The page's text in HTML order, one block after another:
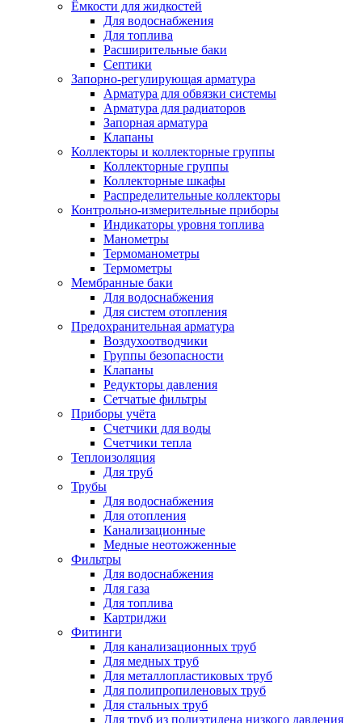
Ёмкости для жидкостей
Для водоснабжения
Для топлива
Расширительные баки
Септики
Запорно-регулирующая арматура
Арматура для обвязки системы
Арматура для радиаторов
Запорная арматура
Клапаны
Коллекторы и коллекторные группы
Коллекторные группы
Коллекторные шкафы
Распределительные коллекторы
Контрольно-измерительные приборы
Индикаторы уровня топлива
Манометры
Термоманометры
Термометры
Мембранные баки
Для водоснабжения
Для систем отопления
Предохранительная арматура
Воздухоотводчики
Группы безопасности
Клапаны
Редукторы давления
Сетчатые фильтры
Приборы учёта
Счетчики для воды
Счетчики тепла
Теплоизоляция
Для труб
Трубы
Для водоснабжения
Для отопления
Канализационные
Медные неотожженные
Фильтры
Для водоснабжения
Для газа
Для топлива
Картриджи
Фитинги
Для канализационных труб
Для медных труб
Для металлопластиковых труб
Для полипропиленовых труб
Для стальных труб
Для труб из полиэтилена низкого давления